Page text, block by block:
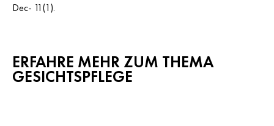
Dec- 11(1).
ERFAHRE MEHR ZUM THEMA
GESICHTSPFLEGE